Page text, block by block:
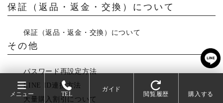
保証（返品・返金・交換）について
保証（返品・返金・交換）について
その他
パスワード再設定方法
LINE ID連携方法
大量購入割引について
メニュー TEL
ガイド
閲覧履歴 購入する